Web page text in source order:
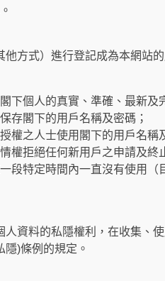
他方式）進行登記成為本網站
下個人的真實、準確、最新及
存閣下的用戶名稱及密碼；
權之人士使用閣下的用戶名稱
權拒絕任何新用戶之申請及終
段特定時間內一直沒有使用
人資料的私隱權利，在收集、
)條例的規定。